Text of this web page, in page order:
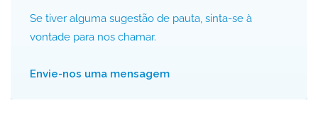
Se tiver alguma sugestão de pauta, sinta-se à
vontade para nos chamar.
Envie-nos uma mensagem